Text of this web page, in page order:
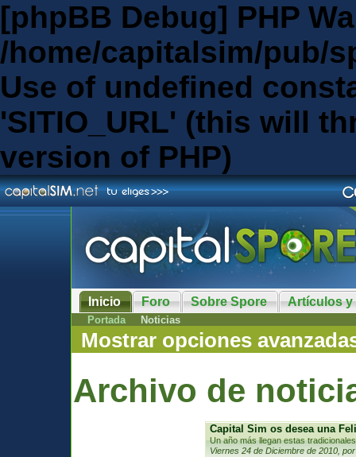
[phpBB Debug] PHP
/home/capitalsim/pub/
Use of undefined
'SITIO_URL' (this will
version of PHP)
Inicio Foro Sobre Spore Artículos y
Portada Noticias
Mostrar opciones
Archivo de
Capital Sim os desea una
Un año más llegan estas
Viernes 24 de Diciembre de 2010,